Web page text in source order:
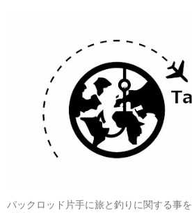
パックロッド片手に旅と釣りに関する事